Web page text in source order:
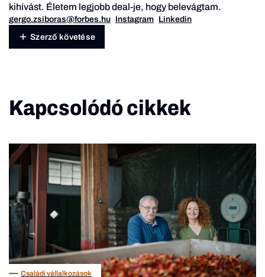
kihívást. Életem legjobb deal-je, hogy belevágtam.
gergo.zsiboras@forbes.hu Instagram Linkedin
Szerző követése
Kapcsolódó cikkek
Családi vállalkozások